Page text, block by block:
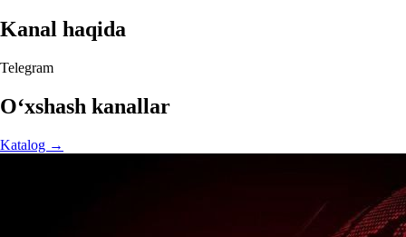
Kanal haqida
Telegram
O‘xshash kanallar
Katalog →